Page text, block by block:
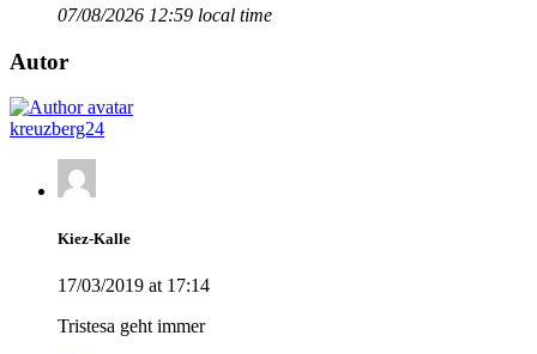
07/08/2026 12:59 local time
Autor
kreuzberg24
Kiez-Kalle
17/03/2019 at 17:14
Tristesa geht immer